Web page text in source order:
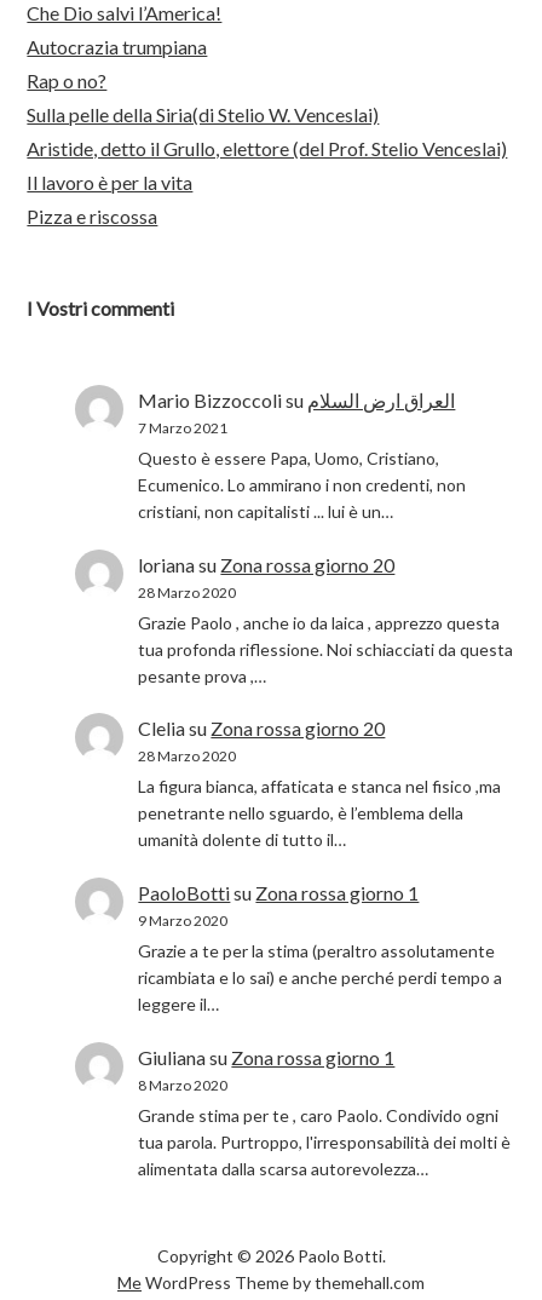
Che Dio salvi l’America!
Autocrazia trumpiana
Rap o no?
Sulla pelle della Siria(di Stelio W. Venceslai)
Aristide, detto il Grullo, elettore (del Prof. Stelio Venceslai)
Il lavoro è per la vita
Pizza e riscossa
I Vostri commenti
Mario Bizzoccolisu العراق ارض السلام
7 Marzo 2021
Questo è essere Papa, Uomo, Cristiano,
Ecumenico. Lo ammirano i non credenti, non
cristiani, non capitalisti ... lui è un…
lorianasu Zona rossa giorno 20
28 Marzo 2020
Grazie Paolo , anche io da laica , apprezzo questa
tua profonda riflessione. Noi schiacciati da questa
pesante prova ,…
Cleliasu Zona rossa giorno 20
28 Marzo 2020
La figura bianca, affaticata e stanca nel fisico ,ma
penetrante nello sguardo, è l’emblema della
umanità dolente di tutto il…
PaoloBottisu Zona rossa giorno 1
9 Marzo 2020
Grazie a te per la stima (peraltro assolutamente
ricambiata e lo sai) e anche perché perdi tempo a
leggere il…
Giulianasu Zona rossa giorno 1
8 Marzo 2020
Grande stima per te , caro Paolo. Condivido ogni
tua parola. Purtroppo, l'irresponsabilità dei molti è
alimentata dalla scarsa autorevolezza…
Copyright © 2026 Paolo Botti.
MeWordPress Theme by themehall.com